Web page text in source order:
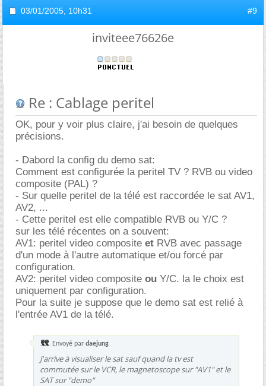
03/01/2005, 10h31 #9
inviteee76626e
Re : Cablage peritel
OK, pour y voir plus claire, j'ai besoin de quelques
précisions.
- Dabord la config du demo sat:
Comment est configurée la peritel TV ? RVB ou video
composite (PAL) ?
- Sur quelle peritel de la télé est raccordée le sat AV1,
AV2, ...
- Cette peritel est elle compatible RVB ou Y/C ?
sur les télé récentes on a souvent:
AV1: peritel video composite et RVB avec passage
d'un mode à l'autre automatique et/ou forcé par
configuration.
AV2: peritel video composite ou Y/C. la le choix est
uniquement par configuration.
Pour la suite je suppose que le demo sat est relié à
l'entrée AV1 de la télé.
Envoyé par daejung
J'arrive à visualiser le sat sauf quand la tv est
commutée sur le VCR, le magnetoscope sur "AV1" et le
SAT sur "demo"